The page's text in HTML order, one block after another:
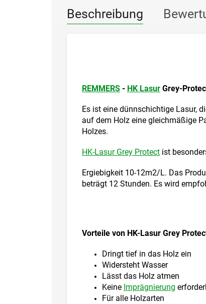
Beschreibung
REMMERS - HK Lasur Grey-
Es ist eine dünnschichtige Lasur,
auf dem Holz eine gleichmäßige
Holzes.
HK-Lasur Grey Protect ist
Ergiebigkeit 10-12m2/L. Das
beträgt 12 Stunden. Es wird
Vorteile von HK-Lasur Grey
Dringt tief in das Holz ein
Widersteht Wasser
Lässt das Holz atmen
Keine Imprägnierung
Für alle Holzarten